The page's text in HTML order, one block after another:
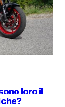
loro il